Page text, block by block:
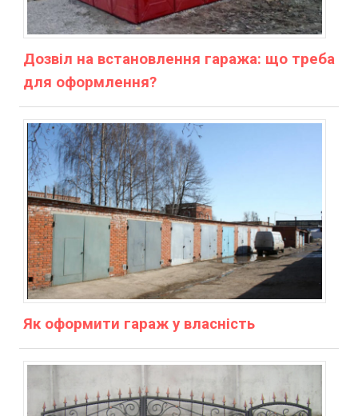
Дозвіл на встановлення гаража: що треба
для оформлення?
Як оформити гараж у власність